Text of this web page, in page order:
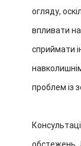
огляду,
впливати на
сприймати
проблем із